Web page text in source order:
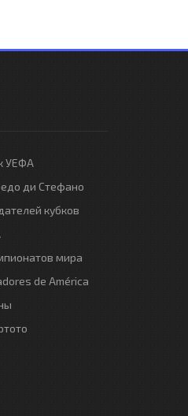
УЕФА
ди Стефано
кубков
мира
de América